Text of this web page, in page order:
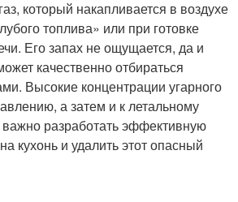
который накапливается в воздухе
топлива» или при готовке
Его запах не ощущается, да и
качественно отбираться
Высокие концентрации угарного
а затем и к летальному
разработать эффективную
кухонь и удалить этот опасный